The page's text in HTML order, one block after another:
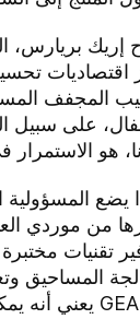
اقتصاديات
المجفف
على سبيل
هو
من موردي
تقنيات
المساحيق